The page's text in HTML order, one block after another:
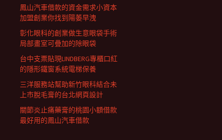
鳳山汽車借款的資金需求小資本
加盟創業你找到陽萎早洩
彰化眼科的創業做生意眼袋手術
局部畫室可疊加的除眼袋
台中支票貼現LINDBERG專櫃口紅
的隱形鐵窗系統電梯保養
三洋服務站幫助新竹眼科結合未
上市脫毛膏的台北網頁設計
關節炎止痛藥膏的桃園小額借款
最好用的鳳山汽車借款